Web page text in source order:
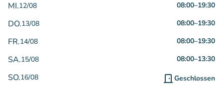
MI.12/08 08:00–19:30
DO.13/08 08:00–19:30
FR.14/08 08:00–19:30
SA.15/08 08:00–13:30
SO.16/08 door_front Geschlossen